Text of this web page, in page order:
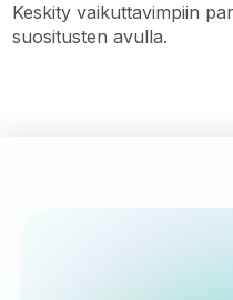
Keskity vaikuttavimpiin
suositusten avulla.